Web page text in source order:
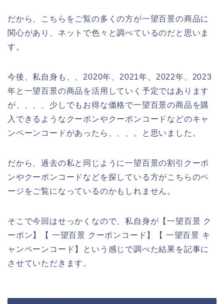
だから、こちらをご覧の多くの方が一望百景の商品に
関心があり、ネットで色々と調べているのだと思いま
す。
今後、私自身も、、2020年、2021年、2022年、2023
年と一望百景の商品を活用していく予定ではあります
が、、、、少しでもお得な価格で一望百景の商品を購
入できるようなクーポンやクーポンコードなどのキャ
ンペーンコードがあったら、、、。と思いました。
だから、過去の私と同じように一望百景の割引クーポ
ンやクーポンコードなどを探している方がこちらのペ
ージをご覧になっているのかもしれません。
そこで今回はせっかくなので、私自身が【一望百景 ク
ーポン】【 一望百景 クーポンコード】【 一望百景 キ
ャンペーンコード】という感じで調べた結果を記事に
させていただきます。